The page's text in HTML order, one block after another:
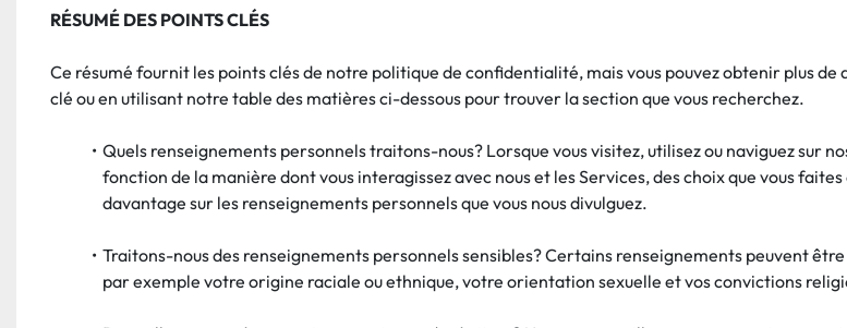
RÉSUMÉ DES POINTS CLÉS
Ce résumé fournit les points clés de notre politique de confidentialité, mais vous pouvez obtenir plus
clé ou en utilisant notre table des matières ci-dessous pour trouver la section que vous recherchez.
Quels renseignements personnels traitons-nous? Lorsque vous visitez, utilisez ou naviguez sur
fonction de la manière dont vous interagissez avec nous et les Services, des choix que vous
davantage sur les renseignements personnels que vous nous divulguez.
Traitons-nous des renseignements personnels sensibles? Certains renseignements peuvent
par exemple votre origine raciale ou ethnique, votre orientation sexuelle et vos convictions